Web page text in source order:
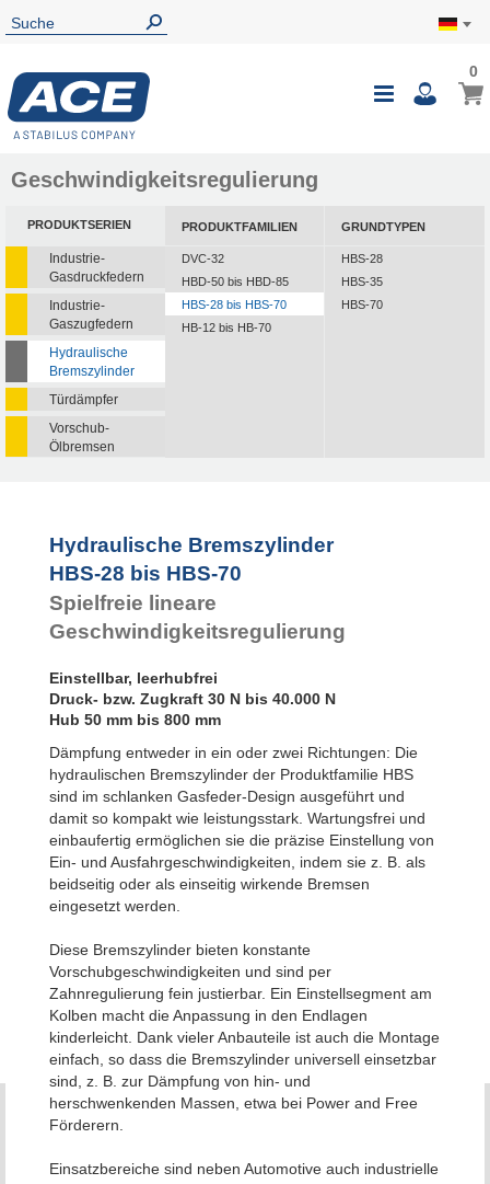
0
Geschwindigkeitsregulierung
PRODUKTSERIEN
Industrie-
Gasdruckfedern
Industrie-
Gaszugfedern
Hydraulische
Bremszylinder
Türdämpfer
Vorschub-
Ölbremsen
PRODUKTFAMILIEN
DVC-32
HBD-50 bis HBD-85
HBS-28 bis HBS-70
HB-12 bis HB-70
GRUNDTYPEN
HBS-28
HBS-35
HBS-70
Hydraulische Bremszylinder
HBS-28 bis HBS-70
Spielfreie lineare
Geschwindigkeitsregulierung
Einstellbar, leerhubfrei
Druck- bzw. Zugkraft 30 N bis 40.000 N
Hub 50 mm bis 800 mm
Dämpfung entweder in ein oder zwei Richtungen: Die
hydraulischen Bremszylinder der Produktfamilie HBS
sind im schlanken Gasfeder-Design ausgeführt und
damit so kompakt wie leistungsstark. Wartungsfrei und
einbaufertig ermöglichen sie die präzise Einstellung von
Ein- und Ausfahrgeschwindigkeiten, indem sie z. B. als
beidseitig oder als einseitig wirkende Bremsen
eingesetzt werden.
Diese Bremszylinder bieten konstante
Vorschubgeschwindigkeiten und sind per
Zahnregulierung fein justierbar. Ein Einstellsegment am
Kolben macht die Anpassung in den Endlagen
kinderleicht. Dank vieler Anbauteile ist auch die Montage
einfach, so dass die Bremszylinder universell einsetzbar
sind, z. B. zur Dämpfung von hin- und
herschwenkenden Massen, etwa bei Power and Free
Förderern.
Einsatzbereiche sind neben Automotive auch industrielle